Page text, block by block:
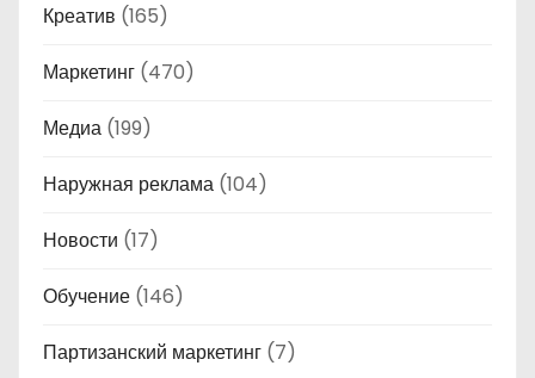
Креатив (165)
Маркетинг (470)
Медиа (199)
Наружная реклама (104)
Новости (17)
Обучение (146)
Партизанский маркетинг (7)